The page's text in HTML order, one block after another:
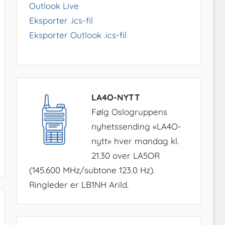
Outlook Live
Eksporter .ics-fil
Eksporter Outlook .ics-fil
LA4O-NYTT
Følg Oslogruppens
nyhetssending «LA4O-
nytt» hver mandag kl.
21.30 over LA5OR
(145.600 MHz/subtone 123.0 Hz).
Ringleder er LB1NH Arild.